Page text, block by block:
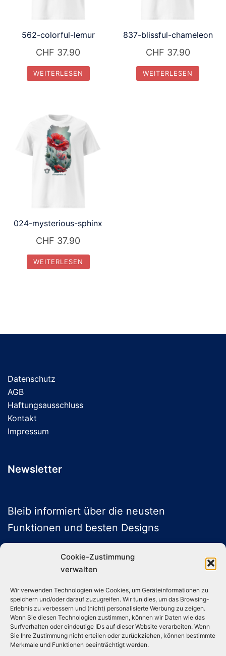
Cookie-Zustimmung
verwalten
Wir verwenden Technologien wie Cookies, um Geräteinformationen zu
speichern und/oder darauf zuzugreifen. Wir tun dies, um das Browsing-
Erlebnis zu verbessern und (nicht) personalisierte Werbung zu zeigen.
Wenn Sie diesen Technologien zustimmen, können wir Daten wie das
Surfverhalten oder eindeutige IDs auf dieser Website verarbeiten. Wenn
Sie Ihre Zustimmung nicht erteilen oder zurückziehen, können bestimmte
Merkmale und Funktionen beeinträchtigt werden.
562-colorful-lemur
CHF 37.90
WEITERLESEN
837-blissful-chameleon
CHF 37.90
WEITERLESEN
024-mysterious-sphinx
CHF 37.90
WEITERLESEN
Datenschutz
AGB
Haftungsausschluss
Kontakt
Impressum
Newsletter
Bleib informiert über die neusten
Funktionen und besten Designs
ABONNIEREN
Folge uns auf Social Media